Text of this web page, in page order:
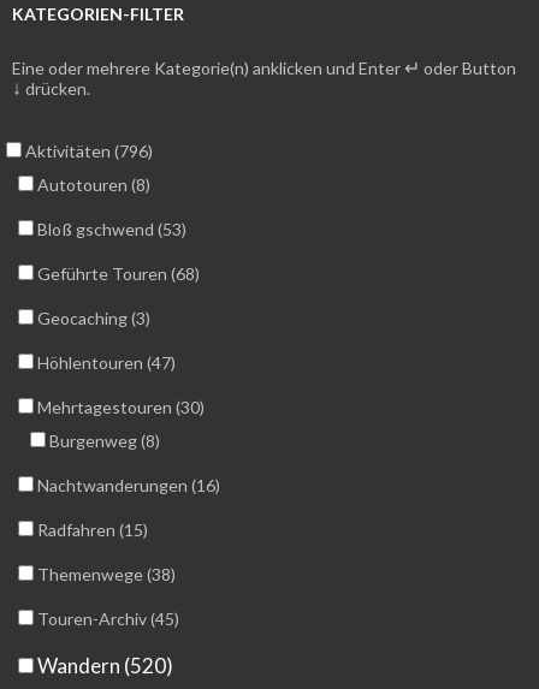
KATEGORIEN-FILTER
Eine oder mehrere Kategorie(n) anklicken und Enter ↵ oder Button
↓ drücken.
Aktivitäten (796)
Autotouren (8)
Bloß gschwend (53)
Geführte Touren (68)
Geocaching (3)
Höhlentouren (47)
Mehrtagestouren (30)
Burgenweg (8)
Nachtwanderungen (16)
Radfahren (15)
Themenwege (38)
Touren-Archiv (45)
Wandern (520)